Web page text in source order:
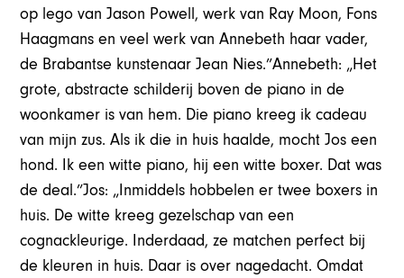
op lego van Jason Powell, werk van Ray Moon, Fons
Haagmans en veel werk van Annebeth haar vader,
de Brabantse kunstenaar Jean Nies.”Annebeth: „Het
grote, abstracte schilderij boven de piano in de
woonkamer is van hem. Die piano kreeg ik cadeau
van mijn zus. Als ik die in huis haalde, mocht Jos een
hond. Ik een witte piano, hij een witte boxer. Dat was
de deal.”Jos: „Inmiddels hobbelen er twee boxers in
huis. De witte kreeg gezelschap van een
cognackleurige. Inderdaad, ze matchen perfect bij
de kleuren in huis. Daar is over nagedacht. Omdat